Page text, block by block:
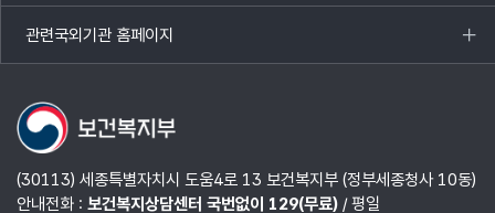
열기
관련국외기관 홈페이지
목록
열기
(30113) 세종특별자치시 도움4로 13 보건복지부 (정부세종청사 10동)
안내전화 : 보건복지상담센터 국번없이 129(무료)/ 평일